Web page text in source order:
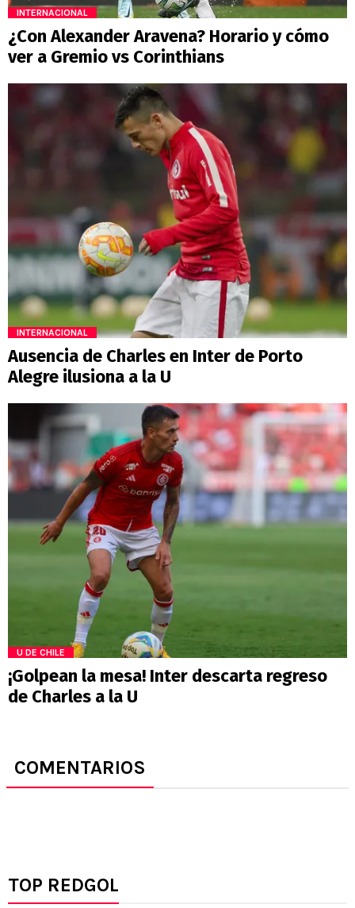
INTERNACIONAL
¿Con Alexander Aravena? Horario y cómo
ver a Gremio vs Corinthians
INTERNACIONAL
Ausencia de Charles en Inter de Porto
Alegre ilusiona a la U
U DE CHILE
¡Golpean la mesa! Inter descarta regreso
de Charles a la U
COMENTARIOS
TOP REDGOL